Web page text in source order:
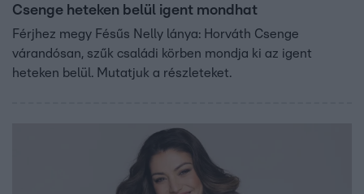
Csenge heteken belül igent mondhat
Férjhez megy Fésűs Nelly lánya: Horváth Csenge
várandósan, szűk családi körben mondja ki az igent
heteken belül. Mutatjuk a részleteket.